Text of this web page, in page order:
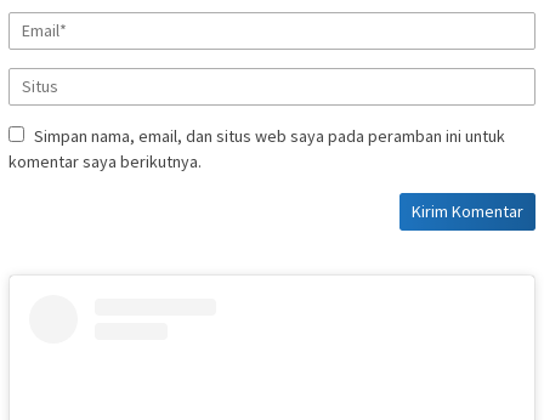
Simpan nama, email, dan situs web saya pada peramban ini untuk
komentar saya berikutnya.